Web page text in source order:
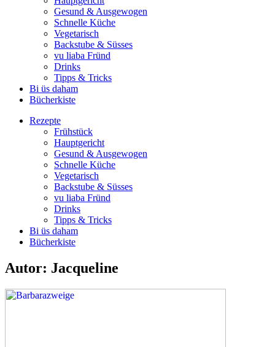
Gesund & Ausgewogen
Schnelle Küche
Vegetarisch
Backstube & Süsses
vu liaba Fründ
Drinks
Tipps & Tricks
Bi üs daham
Bücherkiste
Rezepte
Frühstück
Hauptgericht
Gesund & Ausgewogen
Schnelle Küche
Vegetarisch
Backstube & Süsses
vu liaba Fründ
Drinks
Tipps & Tricks
Bi üs daham
Bücherkiste
Autor: Jacqueline